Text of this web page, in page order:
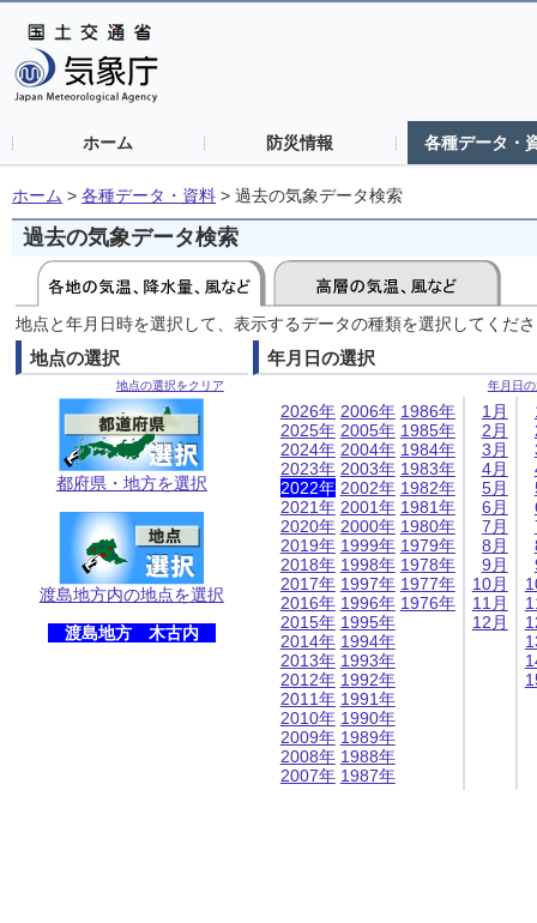
ホーム 防災情報 各種データ・
ホーム > 各種データ・資料 > 過去の気象データ検索
過去の気象データ検索
地点と年月日時を選択して、表示するデータの種類を選択してくだ
地点の選択
地点の選択をクリア
都府県・地方を選択
渡島地方内の地点を選択
渡島地方 木古内
年月日の選択
年月日
2026年
2025年
2024年
2023年
2022年
2021年
2020年
2019年
2018年
2017年
2016年
2015年
2014年
2013年
2012年
2011年
2010年
2009年
2008年
2007年
2006年
2005年
2004年
2003年
2002年
2001年
2000年
1999年
1998年
1997年
1996年
1995年
1994年
1993年
1992年
1991年
1990年
1989年
1988年
1987年
1986年
1985年
1984年
1983年
1982年
1981年
1980年
1979年
1978年
1977年
1976年
1月
2月
3月
4月
5月
6月
7月
8月
9月
10月
11月
12月